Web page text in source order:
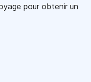
pour obtenir un